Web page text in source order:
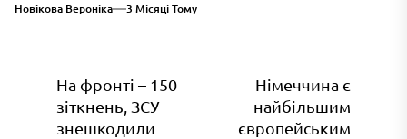
Новікова Вероніка 3 Місяці Тому
Навігація
записів
На фронті – 150
зіткнень, ЗСУ
знешкодили
Німеччина є
найбільшим
європейським